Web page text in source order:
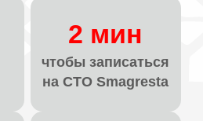
2 мин
чтобы записаться
на СТО Smagresta